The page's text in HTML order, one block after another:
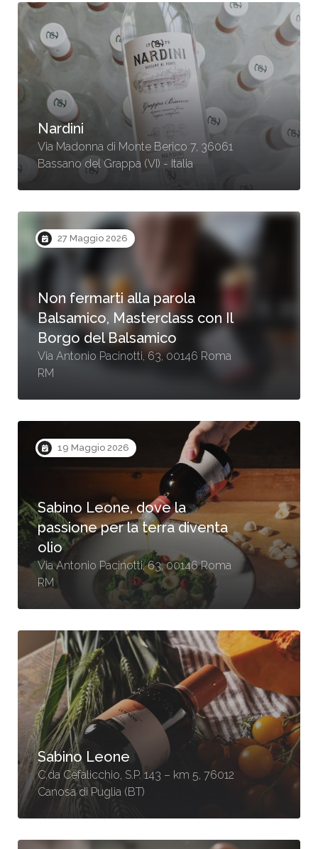
Nardini
Via Madonna di Monte Berico 7, 36061
Bassano del Grappa (VI) - Italia
27 Maggio 2026
Non fermarti alla parola
Balsamico, Masterclass con Il
Borgo del Balsamico
Via Antonio Pacinotti, 63, 00146 Roma
RM
19 Maggio 2026
Sabino Leone, dove la
passione per la terra diventa
olio
Via Antonio Pacinotti, 63, 00146 Roma
RM
Sabino Leone
C.da Cefalicchio, S.P. 143 – km 5, 76012
Canosa di Puglia (BT)